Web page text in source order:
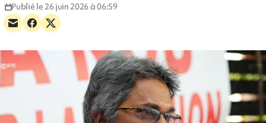
Publié le 26 juin 2026 à 06:59